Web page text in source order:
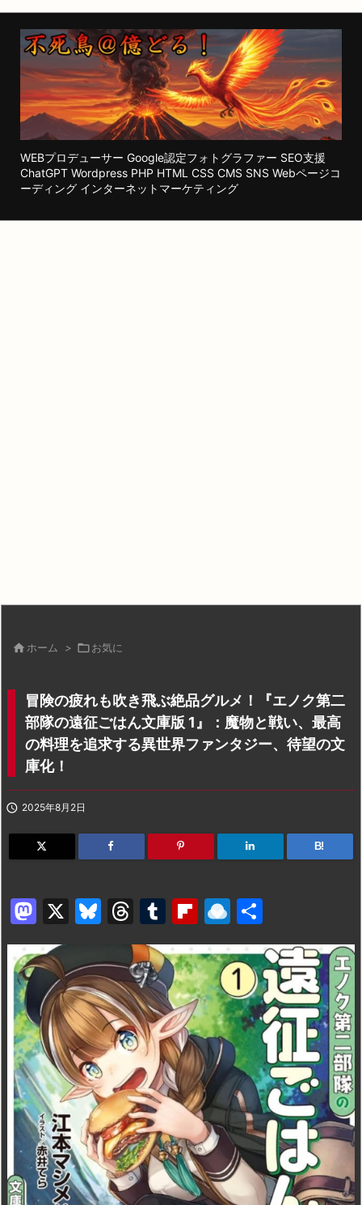
WEBプロデューサー Google認定フォトグラファー SEO支援
ChatGPT Wordpress PHP HTML CSS CMS SNS Webページコ
ーディング インターネットマーケティング
 ホーム > お気に
冒険の疲れも吹き飛ぶ絶品グルメ！『エノク第二
部隊の遠征ごはん文庫版 1』：魔物と戦い、最高
の料理を追求する異世界ファンタジー、待望の文
庫化！
 2025年8月2日
B!
M
a
st
o
d
o
n
X
Bl
e
s
k
y
T
hr
e
a
d
s
T
u
m
bl
r
Fl
ip
b
o
ar
d
R
ai
n
dr
o
p.
io
有